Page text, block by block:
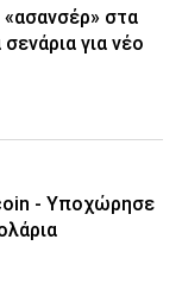
στα
για νέο
- Υποχώρησε